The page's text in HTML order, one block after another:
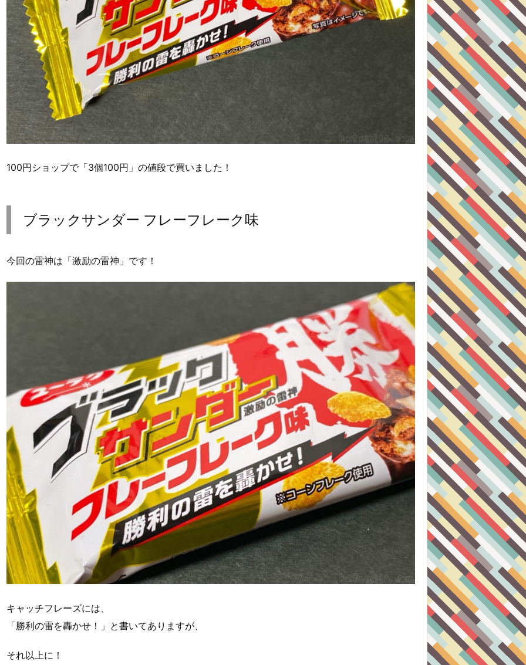
100円ショップで「3個100円」の値段で買いました！
ブラックサンダー フレーフレーク味
今回の雷神は「激励の雷神」です！
キャッチフレーズには、
「勝利の雷を轟かせ！」と書いてありますが、
それ以上に！